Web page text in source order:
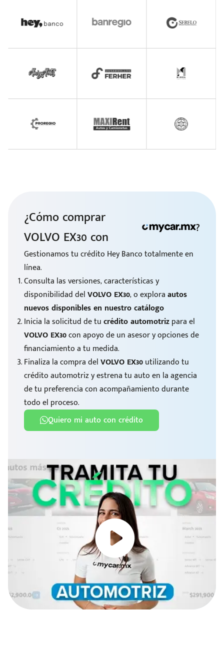
¿Cómo comprar
VOLVO EX30 con
?
Gestionamos tu crédito Hey Banco totalmente en
línea.
Consulta las versiones, características y
disponibilidad delVOLVO EX30, o exploraautos
nuevos disponibles en nuestro catálogo
Inicia la solicitud de tucrédito automotrizpara el
VOLVO EX30con apoyo de un asesor y opciones de
financiamiento a tu medida.
Finaliza la compra delVOLVO EX30utilizando tu
crédito automotriz y estrena tu auto en la agencia
de tu preferencia con acompañamiento durante
todo el proceso.
Quiero mi auto con crédito